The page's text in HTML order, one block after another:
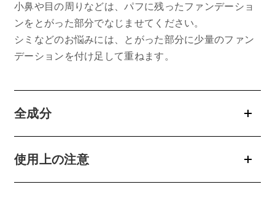
小鼻や目の周りなどは、パフに残ったファンデーショ
ンをとがった部分でなじませてください。
シミなどのお悩みには、とがった部分に少量のファン
デーションを付け足して重ねます。
全成分
使用上の注意